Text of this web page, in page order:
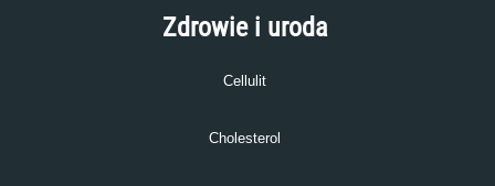
Zdrowie i uroda
Cellulit
Cholesterol